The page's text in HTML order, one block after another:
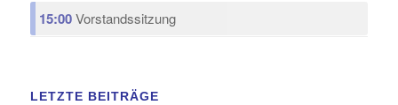
15:00Vorstandssitzung
LETZTE BEITRÄGE